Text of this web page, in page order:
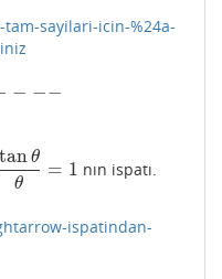
sayilari-icin-%24a-
− −−
tan θ
θ
= 1
θθ= 1 nın ispatı.
ispatindan-